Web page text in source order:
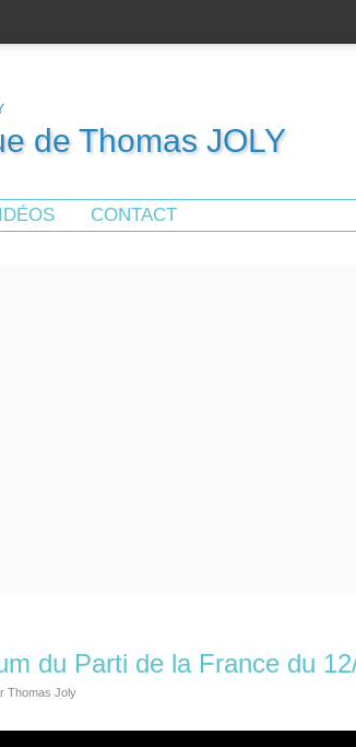
de Thomas JOLY
CONTACT
du Parti de la France du
Thomas Joly